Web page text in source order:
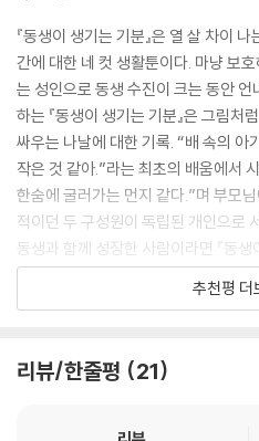
는 방을 두 개나 점령하고 있었기 때
기로 했다. 어차피 그 방은 잘 들어가
건지 미안했다.
--- p.229~230
열 살 어린 동생 수진을 이해하려는
리고 작은 시간을 헤아릴 수 있는 마
도 커져서 수희는 곧 엄마의 마음까지
이 엄마에게 하는 말들이 이상해 보일
람들이 왜 엄마에게 ‘동생을 늦게 가
엄마는 왜 수희를 외롭게 만든 ‘나쁜
배와 달리 엄마의 배는 왜 울퉁불퉁한
궁금한 것이 많다. 수희의 깊고 넓게
가족의 이야기는 비로소 보편적인 것
생생한 4컷 만화, 애틋한 에세이
에게 반성하는 기분”이 되어 버리는
『동생이 생기는 기분』은 열 살 차이
간에 대한 네 컷 생활툰이다. 마냥 보
는 성인으로 동생 수진이 크는 동안
하는 『동생이 생기는 기분』은 그림처
싸우는 나날에 대한 기록. “배 속의 아
작은 것 같아.”라는 최초의 배움에서
한숨에 굴러가는 먼지 같다.”며 부모
적이던 두 구성원이 독립된 개인으로
동생과 함께 성장한 사람이라면 『동
굴을 몇 번이고 겹쳐 보게 될 것이다.
- 이다혜 (《씨네21》 기자, 작가)
일곱 살 때 나에게 언니는 가장 온전한
추천평 더
리뷰/한줄평 21